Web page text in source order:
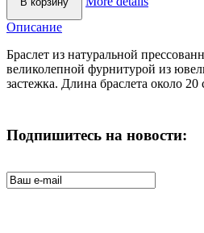
Описание
Браслет из натуральной
великолепной фурнитурой из
застежка. Длина браслета около 20
Подпишитесь на новости: